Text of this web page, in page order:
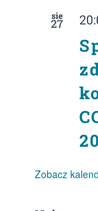
sie
27
Zobacz